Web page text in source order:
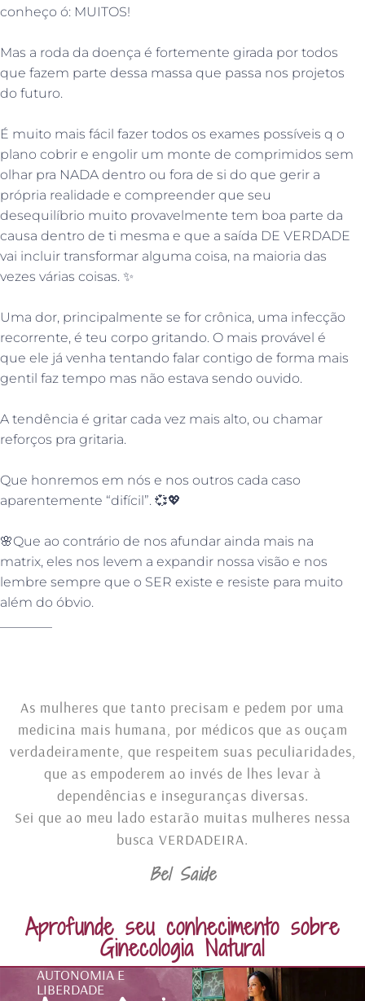
conheço ó: MUITOS!
Mas a roda da doença é fortemente girada por todos
que fazem parte dessa massa que passa nos projetos
do futuro.
É muito mais fácil fazer todos os exames possíveis q o
plano cobrir e engolir um monte de comprimidos sem
olhar pra NADA dentro ou fora de si do que gerir a
própria realidade e compreender que seu
desequilíbrio muito provavelmente tem boa parte da
causa dentro de ti mesma e que a saída DE VERDADE
vai incluir transformar alguma coisa, na maioria das
vezes várias coisas. ✨
Uma dor, principalmente se for crônica, uma infecção
recorrente, é teu corpo gritando. O mais provável é
que ele já venha tentando falar contigo de forma mais
gentil faz tempo mas não estava sendo ouvido.
A tendência é gritar cada vez mais alto, ou chamar
reforços pra gritaria.
Que honremos em nós e nos outros cada caso
aparentemente “difícil”. 💞💖
🌸Que ao contrário de nos afundar ainda mais na
matrix, eles nos levem a expandir nossa visão e nos
lembre sempre que o SER existe e resiste para muito
além do óbvio.
As mulheres que tanto precisam e pedem por uma
medicina mais humana, por médicos que as ouçam
verdadeiramente, que respeitem suas peculiaridades,
que as empoderem ao invés de lhes levar à
dependências e inseguranças diversas.
Sei que ao meu lado estarão muitas mulheres nessa
busca VERDADEIRA.
Bel Saide
Aprofunde seu conhecimento sobre
Ginecologia Natural
AUTONOMIA E
LIBERDADE